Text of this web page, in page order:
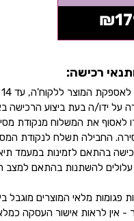
₪
רכישה:
על ידו/ה בעת ביצוע הרכישה
לאסוף את המשלוח מנקודת
החבילה תשלח לנקודת
בהתאם לזמינות במעמד
עלולים להשתנות בהתאם למצב
פגומות מלאי המוצרים מוגבל
- אין לראות אישור העסקה